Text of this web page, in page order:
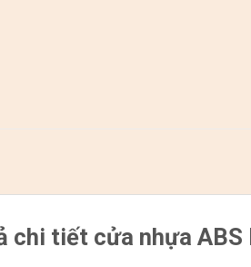
chi tiết cửa nhựa ABS